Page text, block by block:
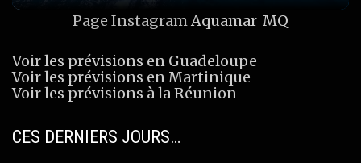
Page InstagramAquamar_MQ
Voir les prévisions en Guadeloupe
Voir les prévisions en Martinique
Voir les prévisions à la Réunion
CES DERNIERS JOURS…